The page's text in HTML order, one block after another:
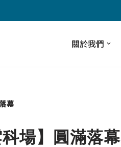
關於我們
幕
場】圓滿落幕